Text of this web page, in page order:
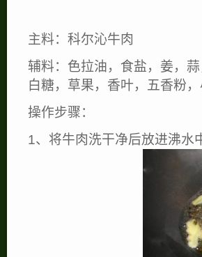
主料：科尔沁牛肉
辅料：色拉油，食盐，姜，
白糖，草果，香叶，五香粉
操作步骤：
1、将牛肉洗干净后放进沸水